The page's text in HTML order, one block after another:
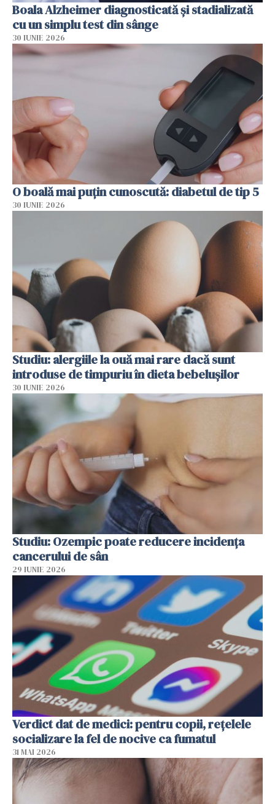
Boala Alzheimer diagnosticată și stadializată
cu un simplu test din sânge
30 IUNIE 2026
O boală mai puțin cunoscută: diabetul de tip 5
30 IUNIE 2026
Studiu: alergiile la ouă mai rare dacă sunt
introduse de timpuriu în dieta bebelușilor
30 IUNIE 2026
Studiu: Ozempic poate reducere incidența
cancerului de sân
29 IUNIE 2026
Verdict dat de medici: pentru copii, rețelele
socializare la fel de nocive ca fumatul
31 MAI 2026